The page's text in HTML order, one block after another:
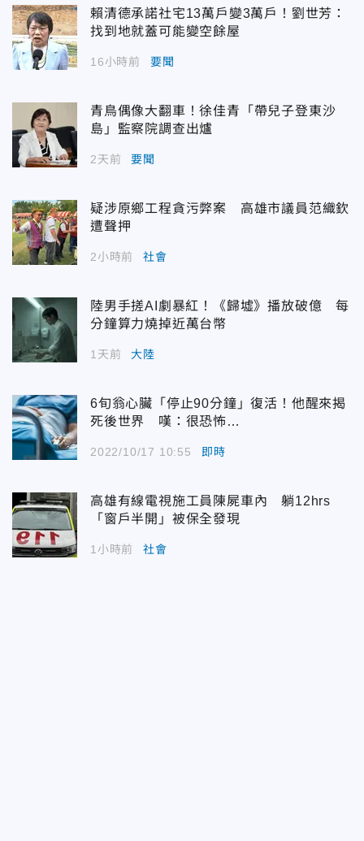
賴清德承諾社宅13萬戶變3萬戶！劉世芳：
找到地就蓋可能變空餘屋
16小時前 要聞
青鳥偶像大翻車！徐佳青「帶兒子登東沙
島」監察院調查出爐
2天前 要聞
疑涉原鄉工程貪污弊案 高雄市議員范織欽
遭聲押
2小時前 社會
陸男手搓AI劇暴紅！《歸墟》播放破億 每
分鐘算力燒掉近萬台幣
1天前 大陸
6旬翁心臟「停止90分鐘」復活！他醒來揭
死後世界 嘆：很恐怖…
2022/10/17 10:55 即時
高雄有線電視施工員陳屍車內 躺12hrs
「窗戶半開」被保全發現
1小時前 社會